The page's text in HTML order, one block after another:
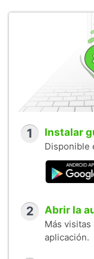
1 Instalar
Disponible
2 Abrir la
Más
aplicación.